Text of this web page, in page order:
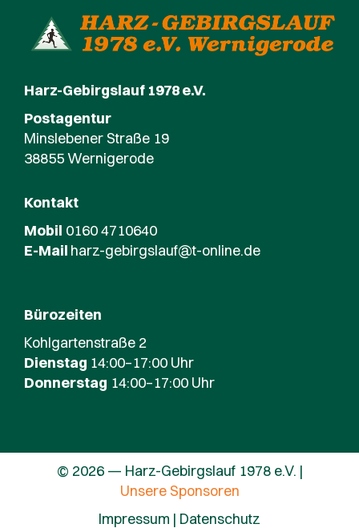
Harz-Gebirgslauf 1978 e.V.
Postagentur
Minslebener Straße 19
38855 Wernigerode
Kontakt
Mobil 0160 4710640
E-Mail harz-gebirgslauf@t-online.de
Bürozeiten
Kohlgartenstraße 2
Dienstag 14:00–17:00 Uhr
Donnerstag 14:00–17:00 Uhr
© 2026 — Harz-Gebirgslauf 1978 e.V. |
Unsere Sponsoren
Impressum | Datenschutz